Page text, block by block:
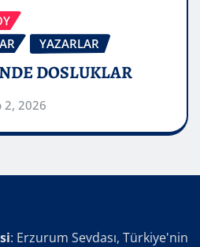
YAZARLAR
DOSLUKLAR
2, 2026
: Erzurum Sevdası, Türkiye'nin